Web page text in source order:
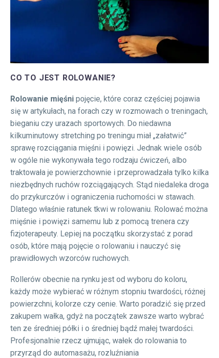
CO TO JEST ROLOWANIE?
Rolowanie mięśni pojęcie, które coraz częściej pojawia
się w artykułach, na forach czy w rozmowach o treningach,
bieganiu czy urazach sportowych. Do niedawna
kilkuminutowy stretching po treningu miał „załatwić”
sprawę rozciągania mięśni i powięzi. Jednak wiele osób
w ogóle nie wykonywała tego rodzaju ćwiczeń, albo
traktowała je powierzchownie i przeprowadzała tylko kilka
niezbędnych ruchów rozciągających. Stąd niedaleka droga
do przykurczów i ograniczenia ruchomości w stawach.
Dlatego właśnie ratunek tkwi w rolowaniu. Rolować można
mięśnie i powięzi samemu lub z pomocą trenera czy
fizjoterapeuty. Lepiej na początku skorzystać z porad
osób, które mają pojęcie o rolowaniu i nauczyć się
prawidłowych wzorców ruchowych.
Rollerów obecnie na rynku jest od wyboru do koloru,
każdy może wybierać w różnym stopniu twardości, różnej
powierzchni, kolorze czy cenie. Warto poradzić się przed
zakupem wałka, gdyż na początek zawsze warto wybrać
ten ze średniej półki i o średniej bądź małej twardości.
Profesjonalnie rzecz ujmując, wałek do rolowania to
przyrząd do automasażu, rozluźniania